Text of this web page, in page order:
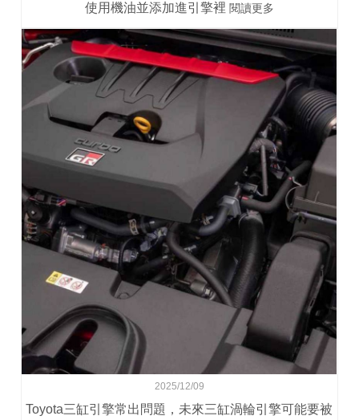
使用機油並添加進引擎裡 閱讀更多
2025/12/09
Toyota三缸引擎常出問題，未來三缸渦輪引擎可能要被